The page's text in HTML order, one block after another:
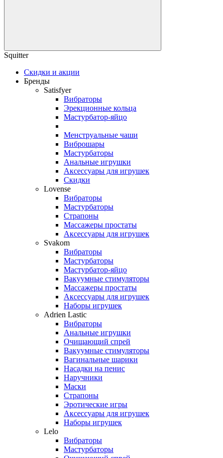
Squitter
Скидки и акции
Бренды
Satisfyer
Вибраторы
Эрекционные кольца
Мастурбатор-яйцо
Менструальные чаши
Виброшары
Мастурбаторы
Анальные игрушки
Аксессуары для игрушек
Скидки
Lovense
Вибраторы
Мастурбаторы
Страпоны
Массажеры простаты
Аксессуары для игрушек
Svakom
Вибраторы
Мастурбаторы
Мастурбатор-яйцо
Вакуумные стимуляторы
Массажеры простаты
Аксессуары для игрушек
Наборы игрушек
Adrien Lastic
Вибраторы
Анальные игрушки
Очищающий спрей
Вакуумные стимуляторы
Вагинальные шарики
Насадки на пенис
Наручники
Маски
Страпоны
Эротические игры
Аксессуары для игрушек
Наборы игрушек
Lelo
Вибраторы
Мастурбаторы